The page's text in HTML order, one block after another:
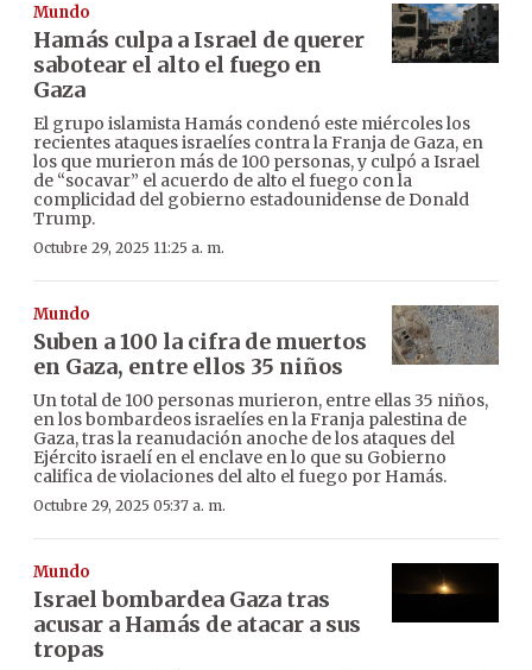
Mundo
Hamás culpa a Israel de querer
sabotear el alto el fuego en
Gaza
El grupo islamista Hamás condenó este miércoles los
recientes ataques israelíes contra la Franja de Gaza, en
los que murieron más de 100 personas, y culpó a Israel
de “socavar” el acuerdo de alto el fuego con la
complicidad del gobierno estadounidense de Donald
Trump.
Octubre 29, 2025 11:25 a. m.
Mundo
Suben a 100 la cifra de muertos
en Gaza, entre ellos 35 niños
Un total de 100 personas murieron, entre ellas 35 niños,
en los bombardeos israelíes en la Franja palestina de
Gaza, tras la reanudación anoche de los ataques del
Ejército israelí en el enclave en lo que su Gobierno
califica de violaciones del alto el fuego por Hamás.
Octubre 29, 2025 05:37 a. m.
Mundo
Israel bombardea Gaza tras
acusar a Hamás de atacar a sus
tropas